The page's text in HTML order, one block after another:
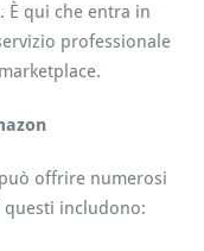
È qui che entra in
professionale
offrire numerosi
questi includono: